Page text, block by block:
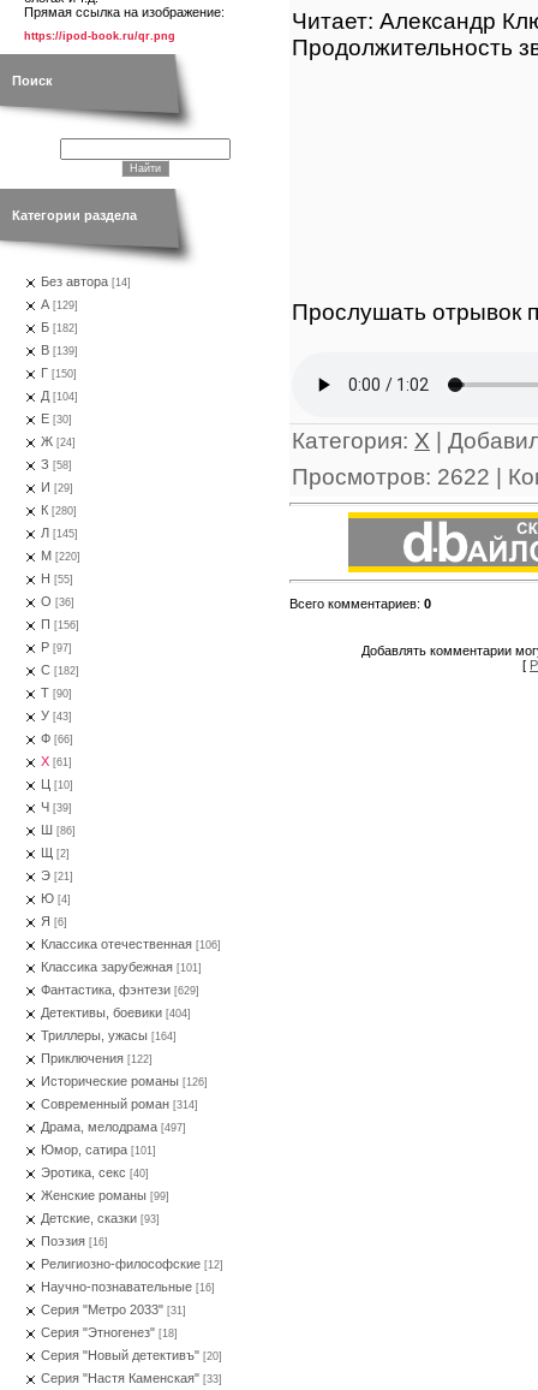
Прямая ссылка на изображение:
https://ipod-book.ru/qr.png
Поиск
Категории раздела
Без автора [14]
А [129]
Б [182]
В [139]
Г [150]
Д [104]
Е [30]
Ж [24]
З [58]
И [29]
К [280]
Л [145]
М [220]
Н [55]
О [36]
П [156]
Р [97]
С [182]
Т [90]
У [43]
Ф [66]
Х [61]
Ц [10]
Ч [39]
Ш [86]
Щ [2]
Э [21]
Ю [4]
Я [6]
Классика отечественная [106]
Классика зарубежная [101]
Фантастика, фэнтези [629]
Детективы, боевики [404]
Триллеры, ужасы [164]
Приключения [122]
Исторические романы [126]
Современный роман [314]
Драма, мелодрама [497]
Юмор, сатира [101]
Эротика, секс [40]
Женские романы [99]
Детские, сказки [93]
Поэзия [16]
Религиозно-философские [12]
Научно-познавательные [16]
Серия "Метро 2033" [31]
Серия "Этногенез" [18]
Серия "Новый детективъ" [20]
Серия "Настя Каменская" [33]
Читает: Александр
Продолжительность
Прослушать отрывок
Категория: Х |
Просмотров: 2622 |
Всего комментариев: 0
Добавлять комментарии
[